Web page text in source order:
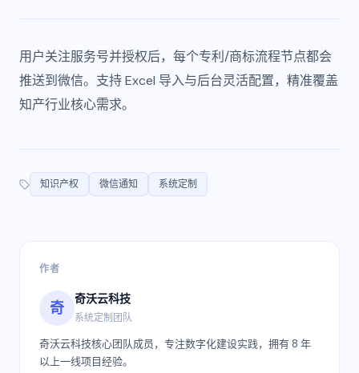
用户关注服务号并授权后，每个专利/商标流程节点都会
推送到微信。支持 Excel 导入与后台灵活配置，精准覆盖
知产行业核心需求。
知识产权 微信通知 系统定制
作者
奇 奇沃云科技
系统定制团队
奇沃云科技核心团队成员，专注数字化建设实践，拥有 8 年
以上一线项目经验。